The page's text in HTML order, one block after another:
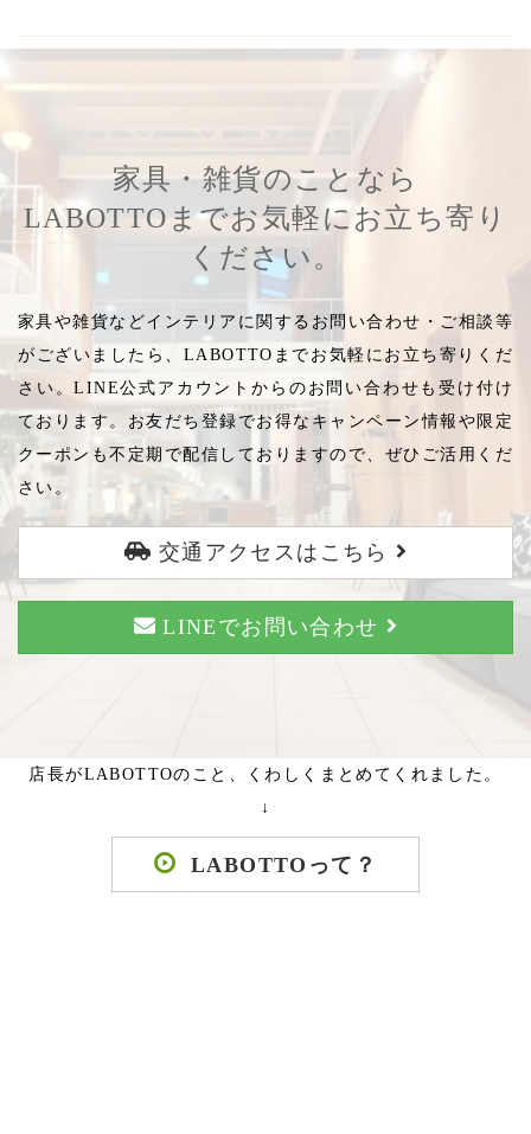
家具・雑貨のことなら
LABOTTOまでお気軽にお立ち寄り
ください。
家具や雑貨などインテリアに関するお問い合わせ・ご相談等
がございましたら、LABOTTOまでお気軽にお立ち寄りくだ
さい。LINE公式アカウントからのお問い合わせも受け付け
ております。お友だち登録でお得なキャンペーン情報や限定
クーポンも不定期で配信しておりますので、ぜひご活用くだ
さい。
交通アクセスはこちら
LINEでお問い合わせ
店長がLABOTTOのこと、くわしくまとめてくれました。
↓
LABOTTOって？